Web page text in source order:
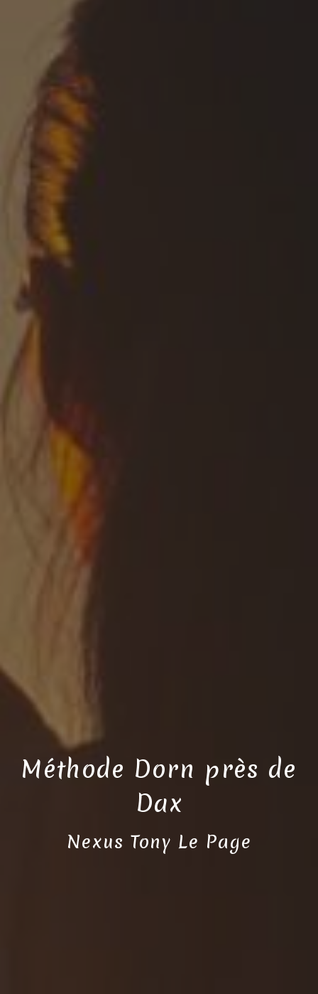
Méthode Dorn près de
Dax
Nexus Tony Le Page